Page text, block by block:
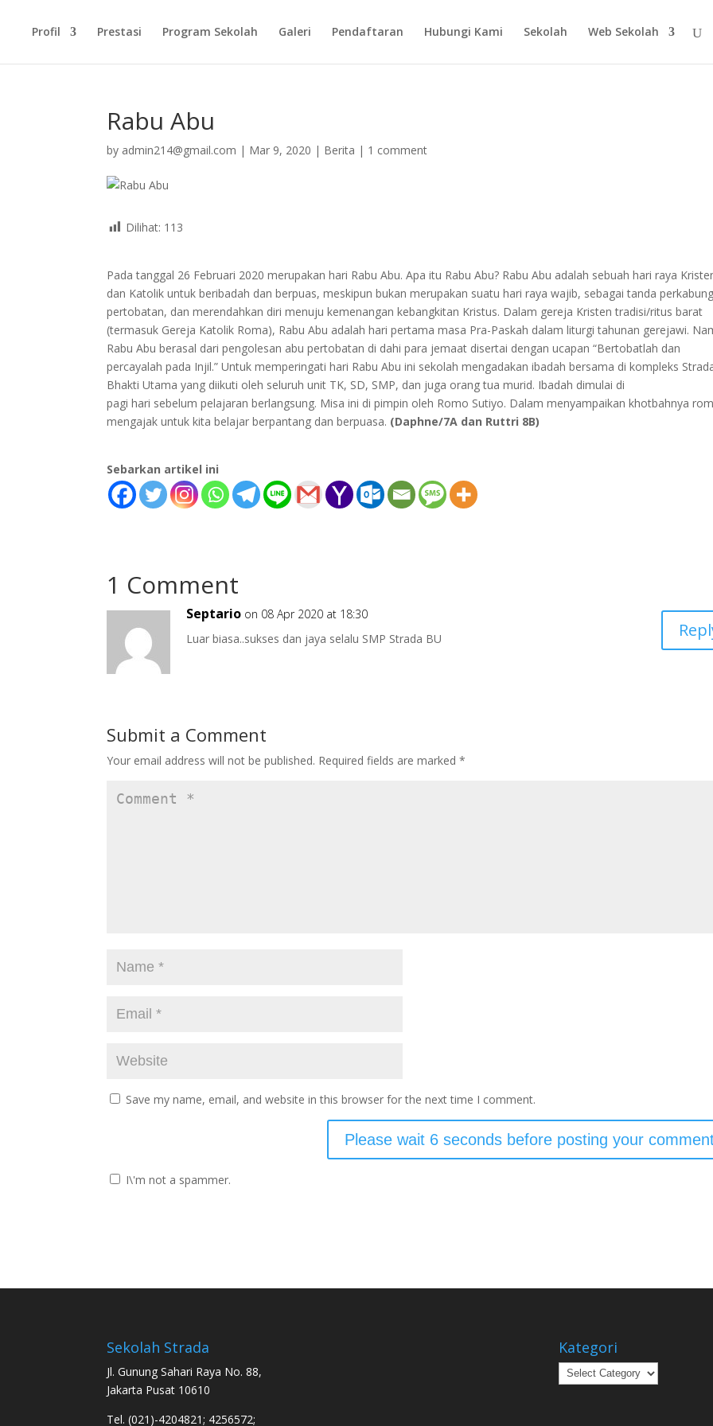
Profil Prestasi Program Sekolah Galeri Pendaftaran Hubungi Kami Sekolah Web Sekolah
Rabu Abu
by admin214@gmail.com | Mar 9, 2020 | Berita | 1 comment
Dilihat: 113
Pada tanggal 26 Februari 2020 merupakan hari Rabu Abu. Apa itu Rabu Abu? Rabu Abu adalah sebuah hari raya
dan Katolik untuk beribadah dan berpuas, meskipun bukan merupakan suatu hari raya wajib, sebagai tanda
pertobatan, dan merendahkan diri menuju kemenangan kebangkitan Kristus. Dalam gereja Kristen tradisi/ritus barat
(termasuk Gereja Katolik Roma), Rabu Abu adalah hari pertama masa Pra-Paskah dalam liturgi tahunan gerejawi.
Rabu Abu berasal dari pengolesan abu pertobatan di dahi para jemaat disertai dengan ucapan “Bertobatlah dan
percayalah pada Injil.” Untuk memperingati hari Rabu Abu ini sekolah mengadakan ibadah bersama di kompleks
Bhakti Utama yang diikuti oleh seluruh unit TK, SD, SMP, dan juga orang tua murid. Ibadah dimulai di
pagi hari sebelum pelajaran berlangsung. Misa ini di pimpin oleh Romo Sutiyo. Dalam menyampaikan khotbahnya
mengajak untuk kita belajar berpantang dan berpuasa. (Daphne/7A dan Ruttri 8B)
Sebarkan artikel ini
1 Comment
Septario on 08 Apr 2020 at 18:30
Luar biasa..sukses dan jaya selalu SMP Strada BU
Submit a Comment
Your email address will not be published. Required fields are marked*
Save my name, email, and website in this browser for the next time I comment.
I\'m not a spammer.
Sekolah Strada
Jl. Gunung Sahari Raya No. 88,
Jakarta Pusat 10610
Tel. (021)-4204821; 4256572;
Kategori
Kategori